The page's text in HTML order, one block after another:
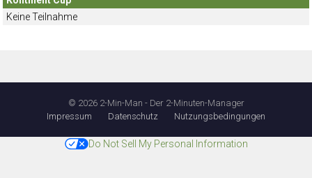
Keine Teilnahme
© 2026 2-Min-Man - Der 2-Minuten-Manager
Impressum
Datenschutz Nutzungsbedingungen
Do Not Sell My Personal Information